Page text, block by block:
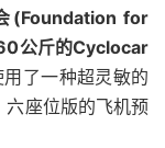
(Foundation for
公斤的Cyclocar
了一种超灵敏的
六座位版的飞机预